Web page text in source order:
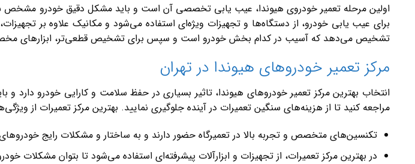
اولین مرحله تعمیر خودروی هیوندا، عیب یابی تخصصی آن است و باید مشکل دقیق خودرو مشخص
برای عیب یابی خودرو، از دستگاه‌ها و تجهیزات ویژه‌ای استفاده می‌شود و مکانیک علاوه بر
تشخیص می‌دهد که آسیب در کدام بخش خودرو است و سپس برای تشخیص قطعی‌تر، ابزارهای
مرکز تعمیر خودروهای هیوندا در تهران
انتخاب بهترین مرکز تعمیر خودروهای هیوندا، تاثیر بسیاری در حفظ سلامت و کارایی خودرو
مراجعه کنید تا از هزینه‌های سنگین تعمیرات در آینده جلوگیری نمایید. بهترین مرکز تعمیرات از
تکنسین‌های متخصص و تجربه بالا در تعمیرگاه حضور دارند و به ساختار و مشکلات رایج
در بهترین مرکز تعمیرات، از تجهیزات و ابزارآلات پیشرفته‌ای استفاده می‌شود تا بتوان